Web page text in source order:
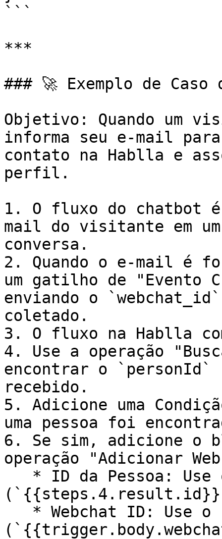
```
***
### 🚀 Exemplo de Caso
Objetivo: Quando um
informa seu e-mail
contato na Hablla e
perfil.
1. O fluxo do chatbot
mail do visitante em
conversa.
2. Quando o e-mail é
um gatilho de "Evento
enviando o
coletado.
3. O fluxo na Hablla
4. Use a operação
encontrar o `personId`
recebido.
5. Adicione uma
uma pessoa foi
6. Se sim, adicione o
operação "Adicionar